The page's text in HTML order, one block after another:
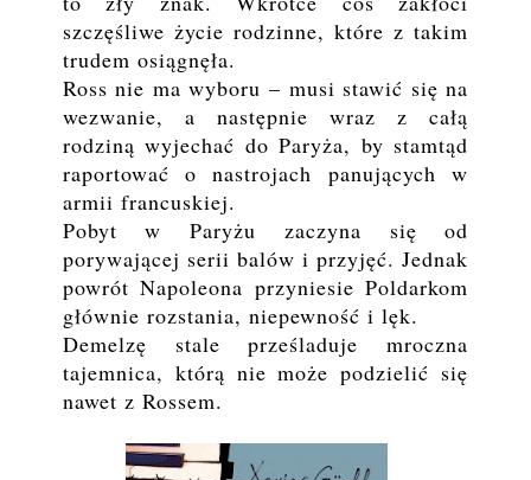
szczęśliwe życie rodzinne, które z takim
trudem osiągnęła.
Ross nie ma wyboru – musi stawić się na
wezwanie, a następnie wraz z całą
rodziną wyjechać do Paryża, by stamtąd
raportować o nastrojach panujących w
armii francuskiej.
Pobyt w Paryżu zaczyna się od
porywającej serii balów i przyjęć. Jednak
powrót Napoleona przyniesie Poldarkom
głównie rozstania, niepewność i lęk.
Demelzę stale prześladuje mroczna
tajemnica, którą nie może podzielić się
nawet z Rossem.